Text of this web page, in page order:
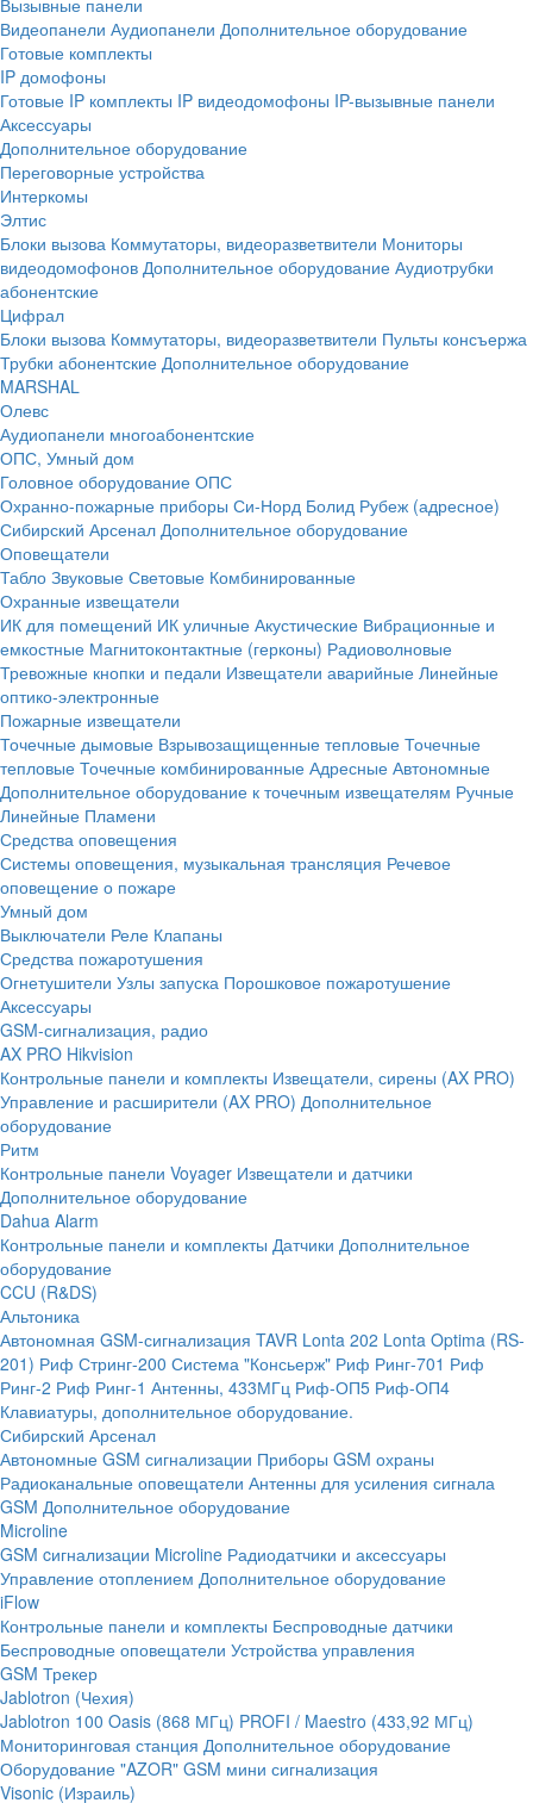
Вызывные панели
Видеопанели Аудиопанели Дополнительное оборудование
Готовые комплекты
IP домофоны
Готовые IP комплекты IP видеодомофоны IP-вызывные панели
Аксессуары
Дополнительное оборудование
Переговорные устройства
Интеркомы
Элтис
Блоки вызова Коммутаторы, видеоразветвители Мониторы
видеодомофонов Дополнительное оборудование Аудиотрубки
абонентские
Цифрал
Блоки вызова Коммутаторы, видеоразветвители Пульты консъержа
Трубки абонентские Дополнительное оборудование
MARSHAL
Олевс
Аудиопанели многоабонентские
ОПС, Умный дом
Головное оборудование ОПС
Охранно-пожарные приборы Си-Норд Болид Рубеж (адресное)
Сибирский Арсенал Дополнительное оборудование
Оповещатели
Табло Звуковые Световые Комбинированные
Охранные извещатели
ИК для помещений ИК уличные Акустические Вибрационные и
емкостные Магнитоконтактные (герконы) Радиоволновые
Тревожные кнопки и педали Извещатели аварийные Линейные
оптико-электронные
Пожарные извещатели
Точечные дымовые Взрывозащищенные тепловые Точечные
тепловые Точечные комбинированные Адресные Автономные
Дополнительное оборудование к точечным извещателям Ручные
Линейные Пламени
Средства оповещения
Системы оповещения, музыкальная трансляция Речевое
оповещение о пожаре
Умный дом
Выключатели Реле Клапаны
Средства пожаротушения
Огнетушители Узлы запуска Порошковое пожаротушение
Аксессуары
GSM-сигнализация, радио
AX PRO Hikvision
Контрольные панели и комплекты Извещатели, сирены (AX PRO)
Управление и расширители (AX PRO) Дополнительное
оборудование
Ритм
Контрольные панели Voyager Извещатели и датчики
Дополнительное оборудование
Dahua Alarm
Контрольные панели и комплекты Датчики Дополнительное
оборудование
CCU (R&DS)
Альтоника
Автономная GSM-сигнализация TAVR Lonta 202 Lonta Optima (RS-
201) Риф Стринг-200 Система "Консьерж" Риф Ринг-701 Риф
Ринг-2 Риф Ринг-1 Антенны, 433МГц Риф-ОП5 Риф-ОП4
Клавиатуры, дополнительное оборудование.
Сибирский Арсенал
Автономные GSM сигнализации Приборы GSM охраны
Радиоканальные оповещатели Антенны для усиления сигнала
GSM Дополнительное оборудование
Microline
GSM cигнализации Microline Радиодатчики и аксессуары
Управление отоплением Дополнительное оборудование
iFlow
Контрольные панели и комплекты Беспроводные датчики
Беспроводные оповещатели Устройства управления
GSM Трекер
Jablotron (Чехия)
Jablotron 100 Oasis (868 МГц) PROFI / Maestro (433,92 МГц)
Мониторинговая станция Дополнительное оборудование
Оборудование "AZOR" GSM мини сигнализация
Visonic (Израиль)